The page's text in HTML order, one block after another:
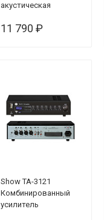
акустическая
11 790 ₽
Show TA-3121
Комбинированный
усилитель